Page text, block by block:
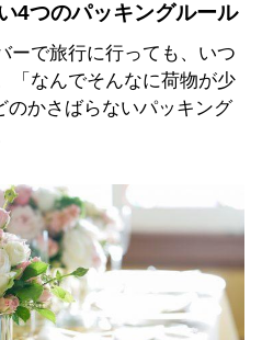
4つのパッキングルール
ーで旅行に行っても、いつ
「なんでそんなに荷物が少
のかさばらないパッキング